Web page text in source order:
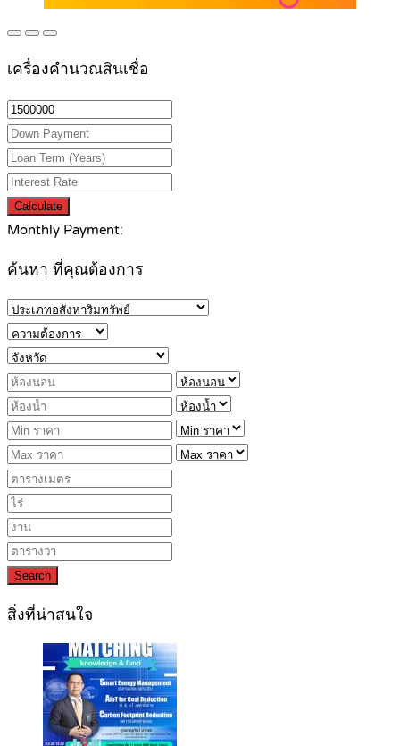
เครื่องคำนวณสินเชื่อ
Calculate
Monthly Payment:
ค้นหา ที่คุณต้องการ
Search
สิ่งที่น่าสนใจ